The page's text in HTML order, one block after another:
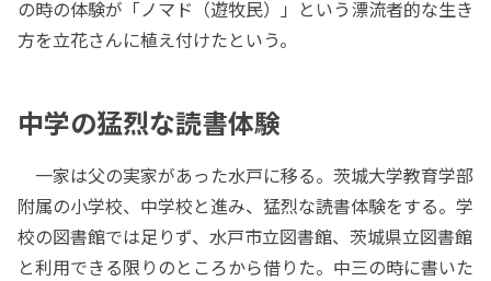
の時の体験が「ノマド（遊牧民）」という漂流者的な生き
方を立花さんに植え付けたという。
中学の猛烈な読書体験
一家は父の実家があった水戸に移る。茨城大学教育学部
附属の小学校、中学校と進み、猛烈な読書体験をする。学
校の図書館では足りず、水戸市立図書館、茨城県立図書館
と利用できる限りのところから借りた。中三の時に書いた